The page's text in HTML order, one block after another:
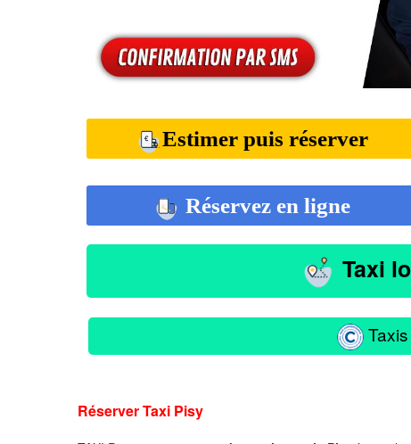
Estimer puis réserver
Réservez en ligne
Taxi
Réserver Taxi Pisy